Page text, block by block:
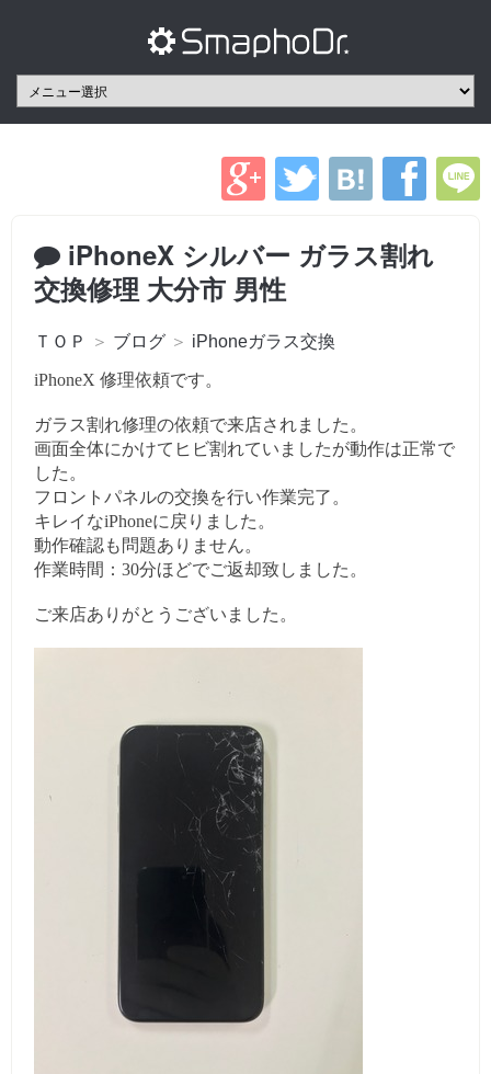
iPhoneX シルバー ガラス割れ
交換修理 大分市 男性
ＴＯＰ ＞ ブログ ＞ iPhoneガラス交換
iPhoneX 修理依頼です。
ガラス割れ修理の依頼で来店されました。
画面全体にかけてヒビ割れていましたが動作は正常で
した。
フロントパネルの交換を行い作業完了。
キレイなiPhoneに戻りました。
動作確認も問題ありません。
作業時間：30分ほどでご返却致しました。
ご来店ありがとうございました。